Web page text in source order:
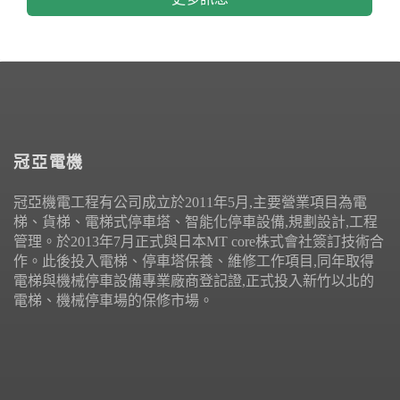
冠亞電機
冠亞機電工程有公司成立於2011年5月,主要營業項目為電
梯、貨梯、電梯式停車塔、智能化停車設備,規劃設計,工程
管理。於2013年7月正式與日本MT core株式會社簽訂技術合
作。此後投入電梯、停車塔保養、維修工作項目,同年取得
電梯與機械停車設備專業廠商登記證,正式投入新竹以北的
電梯、機械停車場的保修市場。